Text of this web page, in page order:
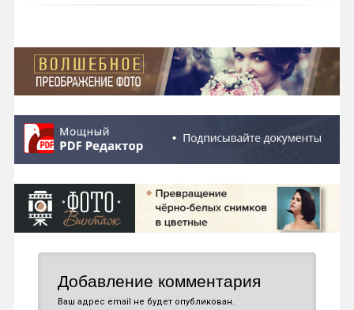
Добавление комментария
Ваш адрес email не будет опубликован.